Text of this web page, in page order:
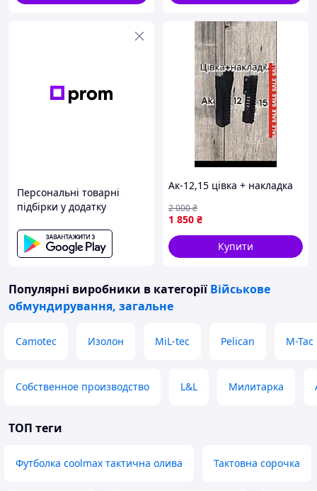
Персональні товарні
підбірки у додатку
Ак-12,15 цівка + накладка
1 850 ₴
2 000₴
Купити
Популярні виробники в категорії Військове
обмундирування, загальне
Camotec Изолон MiL-tec Pelican M-Tac
Собственное производство L&L Милитарка
ТОП теги
Футболка coolmax тактична олива Тактовна сорочка